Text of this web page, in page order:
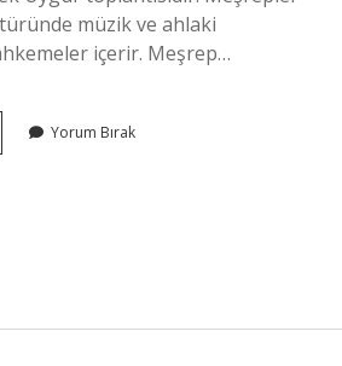
müzik ve ahlaki
içerir. Meşrep…
Yorum Bırak